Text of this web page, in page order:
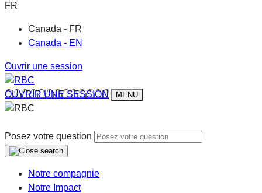
FR
Canada - FR
Canada - EN
Ouvrir une session
OUVRIR UNE SESSION MENU
Posez votre question
Notre compagnie
Notre Impact